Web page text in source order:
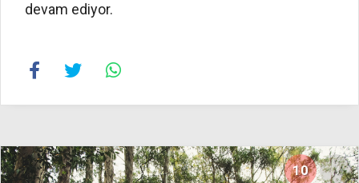
devam ediyor.
10 16